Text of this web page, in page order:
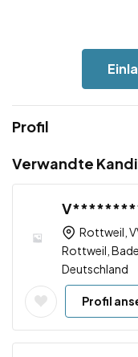
Profil
Verwandte
Rottweil,
Rottweil,
Deutschland
Profil